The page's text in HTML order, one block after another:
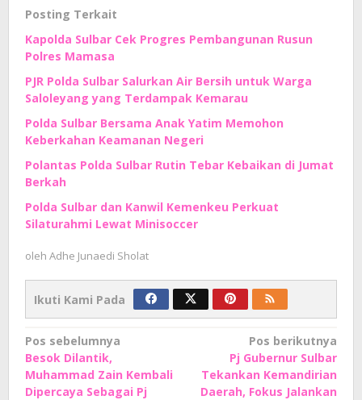
Posting Terkait
Kapolda Sulbar Cek Progres Pembangunan Rusun
Polres Mamasa
PJR Polda Sulbar Salurkan Air Bersih untuk Warga
Saloleyang yang Terdampak Kemarau
Polda Sulbar Bersama Anak Yatim Memohon
Keberkahan Keamanan Negeri
Polantas Polda Sulbar Rutin Tebar Kebaikan di Jumat
Berkah
Polda Sulbar dan Kanwil Kemenkeu Perkuat
Silaturahmi Lewat Minisoccer
oleh Adhe Junaedi Sholat
Ikuti Kami Pada
Navigasi
pos
Pos sebelumnya
Besok Dilantik,
Muhammad Zain Kembali
Dipercaya Sebagai Pj
Pos berikutnya
Pj Gubernur Sulbar
Tekankan Kemandirian
Daerah, Fokus Jalankan